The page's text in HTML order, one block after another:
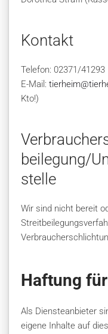
Kontakt
Telefon: 02371/41293
E-Mail:
Kto!)
beilegung/
stelle
Wir sind nicht bereit
Haftung
Als Diensteanbieter
eigene Inhalte auf